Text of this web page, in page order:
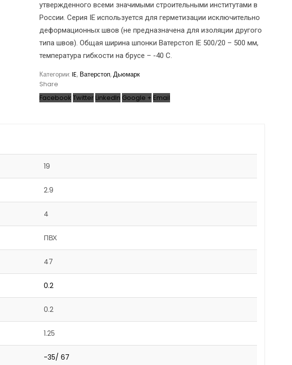
утвержденного всеми значимыми строительными институтами в
России. Серия IE используется для герметизации исключительно
деформационных швов (не предназначена для изоляции другого
типа швов). Общая ширина шпонки Ватерстоп IE 500/20 – 500 мм,
температура гибкости на брусе – -40 С.
Категории: IE, Ватерстоп, Дьюмарк
Share
Facebook Twitter LinkedIn Google + Email
19
2.9
4
ПВХ
47
0.2
0.2
1.25
-35/ 67